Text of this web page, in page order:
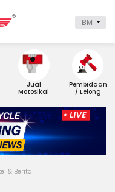
BM
Jual
Motosikal
Pembidaan
/ Lelong
& Berita